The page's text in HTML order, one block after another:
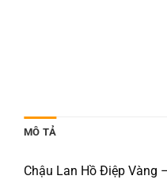
MÔ TẢ
Chậu Lan Hồ Điệp Vàng